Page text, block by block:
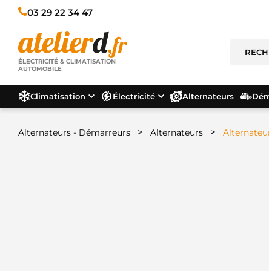
03 29 22 34 47
ÉLECTRICITÉ & CLIMATISATION
AUTOMOBILE
Climatisation Électricité Alternateurs
Alternateurs - Démarreurs > Alternateurs >